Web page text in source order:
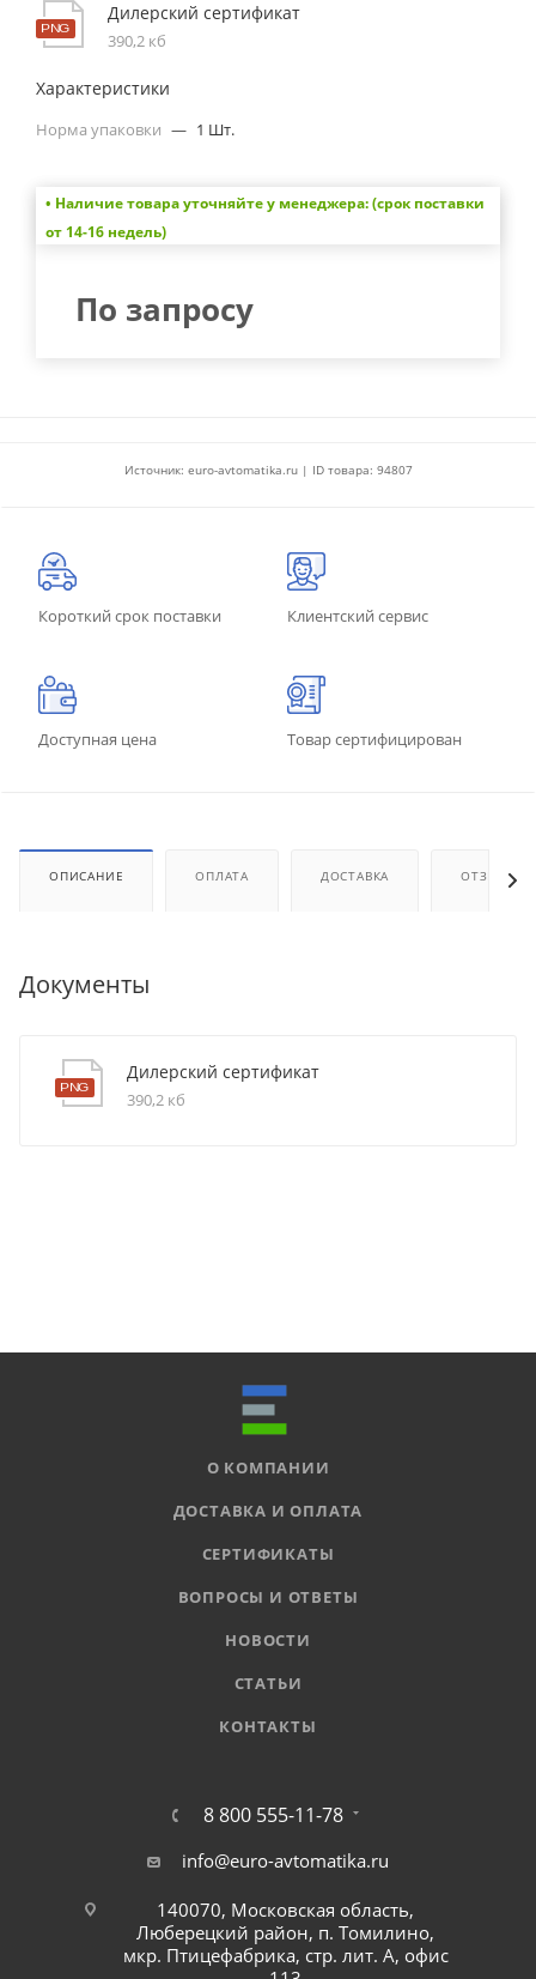
Дилерский сертификат
390,2 кб
Характеристики
Норма упаковки — 1 Шт.
• Наличие товара уточняйте у менеджера: (срок поставки
от 14-16 недель)
По запросу
Источник: euro-avtomatika.ru | ID товара: 94807
Короткий срок поставки Клиентский сервис
Доступная цена Товар сертифицирован
ОПИСАНИЕ ОПЛАТА ДОСТАВКА ОТЗЫВЫ
Документы
Дилерский сертификат
390,2 кб
О КОМПАНИИ
ДОСТАВКА И ОПЛАТА
СЕРТИФИКАТЫ
ВОПРОСЫ И ОТВЕТЫ
НОВОСТИ
СТАТЬИ
КОНТАКТЫ
8 800 555-11-78
info@euro-avtomatika.ru
140070, Московская область,
Люберецкий район, п. Томилино,
мкр. Птицефабрика, стр. лит. А, офис